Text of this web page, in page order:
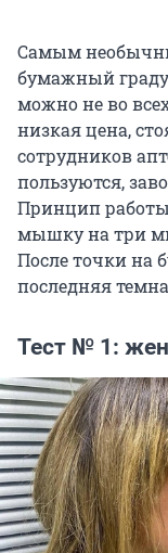
Самым
бумажный
можно не во
низкая цена,
сотрудников
пользуются,
Принцип работы
мышку на три
После точки на
последняя
Тест № 1: